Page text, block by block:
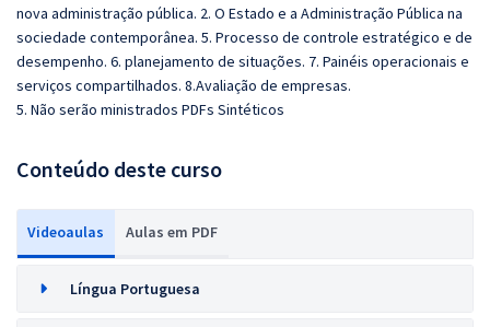
nova administração pública. 2. O Estado e a Administração Pública na
sociedade contemporânea. 5. Processo de controle estratégico e de
desempenho. 6. planejamento de situações. 7. Painéis operacionais e
serviços compartilhados. 8.Avaliação de empresas.
5. Não serão ministrados PDFs Sintéticos
Conteúdo deste curso
Videoaulas Aulas em PDF
Língua Portuguesa